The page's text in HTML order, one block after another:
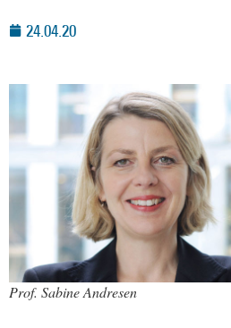
24.04.20
Prof. Sabine Andresen